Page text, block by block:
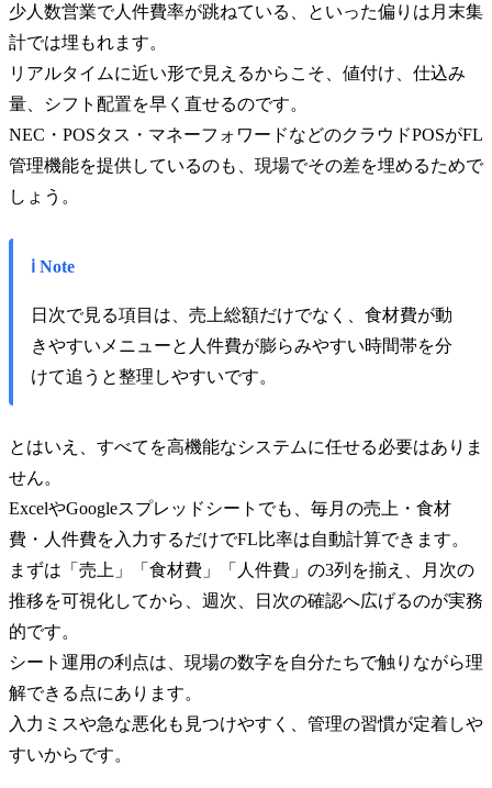
少人数営業で人件費率が跳ねている、といった偏りは月末集
計では埋もれます。
リアルタイムに近い形で見えるからこそ、値付け、仕込み
量、シフト配置を早く直せるのです。
NEC・POSタス・マネーフォワードなどのクラウドPOSがFL
管理機能を提供しているのも、現場でその差を埋めるためで
しょう。
ℹ️ Note
日次で見る項目は、売上総額だけでなく、食材費が動
きやすいメニューと人件費が膨らみやすい時間帯を分
けて追うと整理しやすいです。
とはいえ、すべてを高機能なシステムに任せる必要はありま
せん。
ExcelやGoogleスプレッドシートでも、毎月の売上・食材
費・人件費を入力するだけでFL比率は自動計算できます。
まずは「売上」「食材費」「人件費」の3列を揃え、月次の
推移を可視化してから、週次、日次の確認へ広げるのが実務
的です。
シート運用の利点は、現場の数字を自分たちで触りながら理
解できる点にあります。
入力ミスや急な悪化も見つけやすく、管理の習慣が定着しや
すいからです。